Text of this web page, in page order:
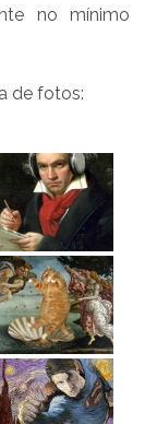
no mínimo
de fotos: